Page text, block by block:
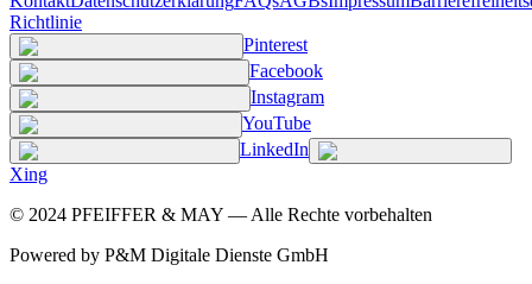
Richtlinie
Pinterest
Facebook
Instagram
YouTube
LinkedIn
Xing
© 2024 PFEIFFER & MAY — Alle Rechte vorbehalten
Powered by P&M Digitale Dienste GmbH